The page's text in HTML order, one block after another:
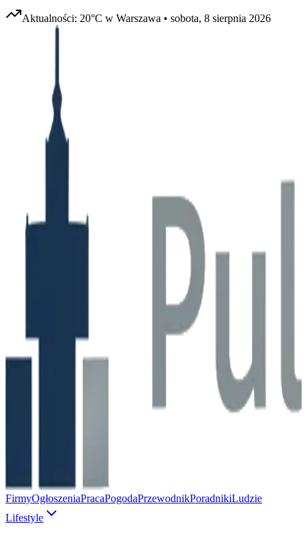
Aktualności: 20°C w Warszawa • sobota, 8 sierpnia 2026
FirmyOgłoszeniaPracaPogodaPrzewodnikPoradnikiLudzie
Lifestyle